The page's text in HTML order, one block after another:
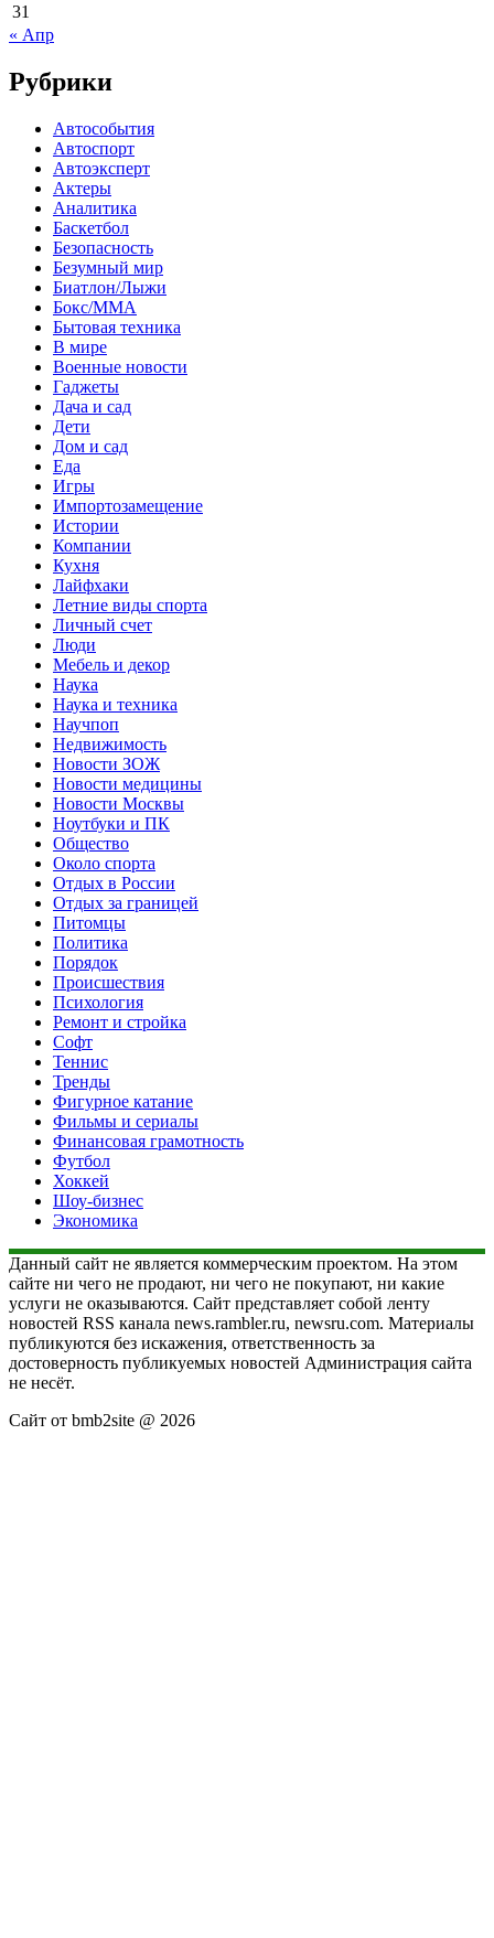
31
« Апр
Рубрики
Автособытия
Автоспорт
Автоэксперт
Актеры
Аналитика
Баскетбол
Безопасность
Безумный мир
Биатлон/Лыжи
Бокс/MMA
Бытовая техника
В мире
Военные новости
Гаджеты
Дача и сад
Дети
Дом и сад
Еда
Игры
Импортозамещение
Истории
Компании
Кухня
Лайфхаки
Летние виды спорта
Личный счет
Люди
Мебель и декор
Наука
Наука и техника
Научпоп
Недвижимость
Новости ЗОЖ
Новости медицины
Новости Москвы
Ноутбуки и ПК
Общество
Около спорта
Отдых в России
Отдых за границей
Питомцы
Политика
Порядок
Происшествия
Психология
Ремонт и стройка
Софт
Теннис
Тренды
Фигурное катание
Фильмы и сериалы
Финансовая грамотность
Футбол
Хоккей
Шоу-бизнес
Экономика
Данный сайт не является коммерческим проектом. На этом
сайте ни чего не продают, ни чего не покупают, ни какие
услуги не оказываются. Сайт представляет собой ленту
новостей RSS канала news.rambler.ru, newsru.com. Материалы
публикуются без искажения, ответственность за
достоверность публикуемых новостей Администрация сайта
не несёт.
Сайт от bmb2site @ 2026